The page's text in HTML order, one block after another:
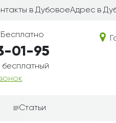
в ДубовоеАдрес в
Бесплатно
01-95
бесплатный
Статьи